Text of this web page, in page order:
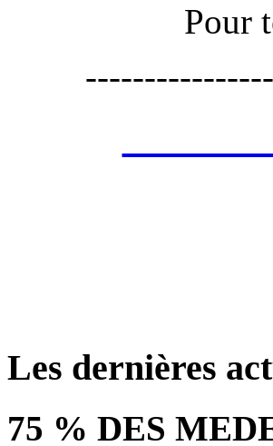
Pour
Les dernières
75 % DES